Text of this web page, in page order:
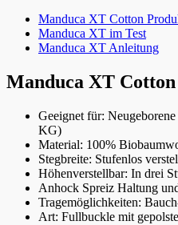
Manduca XT Cotton
Manduca XT im Test
Manduca XT Anleitung
Manduca XT
Geeignet für:
KG)
Material: 100%
Stegbreite: Stufenlos
Höhenverstellbar: In drei
Anhock Spreiz Haltung
Tragemöglichkeiten:
Art: Fullbuckle mit